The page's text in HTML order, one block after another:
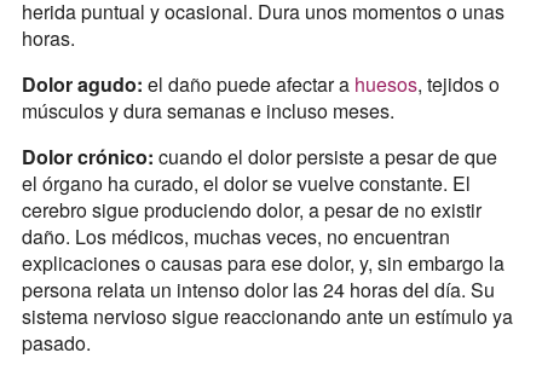
herida puntual y ocasional. Dura unos momentos o unas
horas.
Dolor agudo: el daño puede afectar a huesos, tejidos o
músculos y dura semanas e incluso meses.
Dolor crónico: cuando el dolor persiste a pesar de que
el órgano ha curado, el dolor se vuelve constante. El
cerebro sigue produciendo dolor, a pesar de no existir
daño. Los médicos, muchas veces, no encuentran
explicaciones o causas para ese dolor, y, sin embargo la
persona relata un intenso dolor las 24 horas del día. Su
sistema nervioso sigue reaccionando ante un estímulo ya
pasado.